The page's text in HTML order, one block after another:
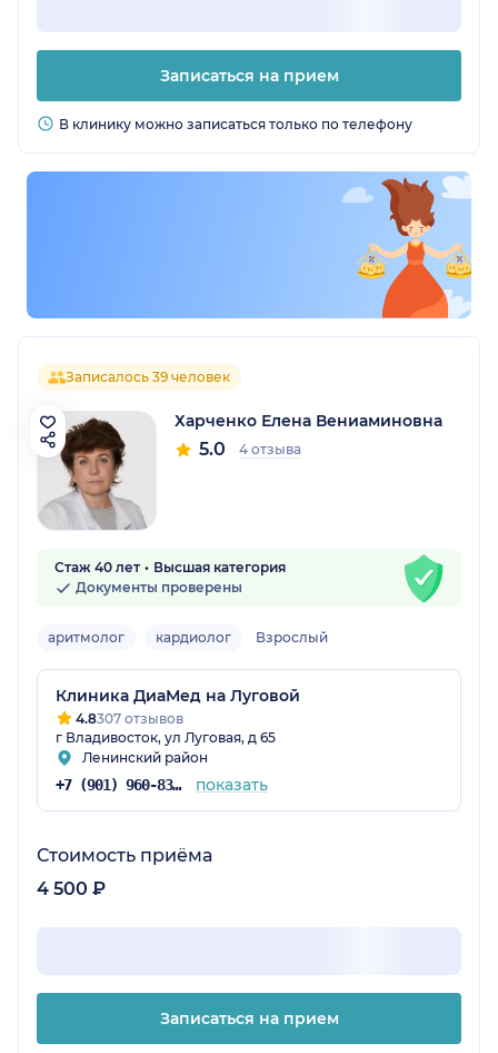
Записаться на прием
В клинику можно записаться только по телефону
Записалось 39 человек
Харченко Елена Вениаминовна
5.0 4 отзыва
Стаж 40 лет
Высшая категория
Документы проверены
аритмолог кардиолог Взрослый
Клиника ДиаМед на Луговой
4.8307 отзывов
г Владивосток, ул Луговая, д 65
Ленинский район
+7 (901) 960-83-48 показать
Стоимость приёма
4 500 ₽
Записаться на прием